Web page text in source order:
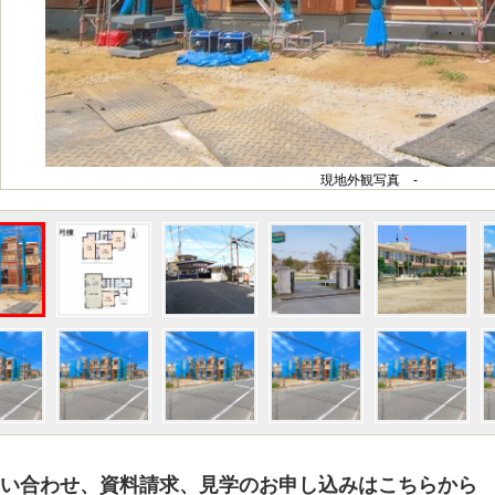
現地外観写真 -
合わせ、資料請求、見学のお申し込みはこちらから